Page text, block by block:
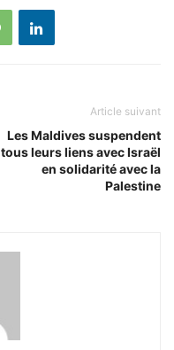
Article suivant
Les Maldives suspendent
tous leurs liens avec Israël
en solidarité avec la
Palestine